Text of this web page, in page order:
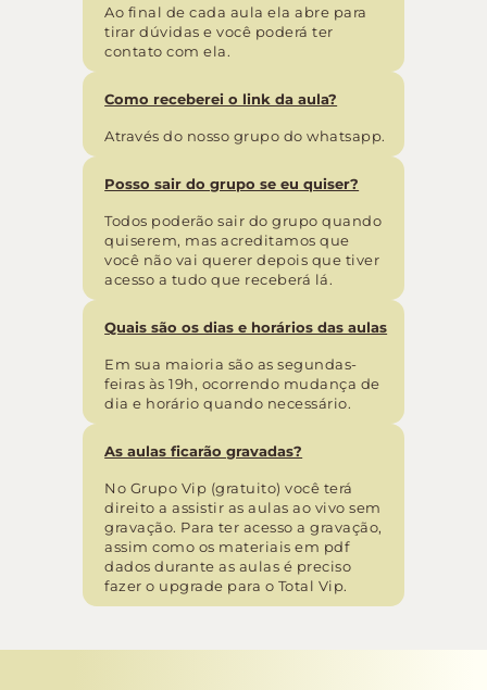
Ao final de cada aula ela abre para
tirar dúvidas e você poderá ter
contato com ela.
Como receberei o link da aula?
Através do nosso grupo do whatsapp.
Posso sair do grupo se eu quiser?
Todos poderão sair do grupo quando
quiserem, mas acreditamos que
você não vai querer depois que tiver
acesso a tudo que receberá lá.
Quais são os dias e horários das aulas
Em sua maioria são as segundas-
feiras às 19h, ocorrendo mudança de
dia e horário quando necessário.
As aulas ficarão gravadas?
No Grupo Vip (gratuito) você terá
direito a assistir as aulas ao vivo sem
gravação. Para ter acesso a gravação,
assim como os materiais em pdf
dados durante as aulas é preciso
fazer o upgrade para o Total Vip.